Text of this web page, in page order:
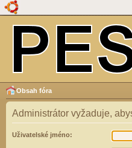
Obsah fóra
Administrátor vyžaduje,
Uživatelské jméno: